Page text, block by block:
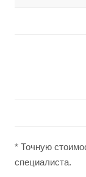
* Точную
специалиста.